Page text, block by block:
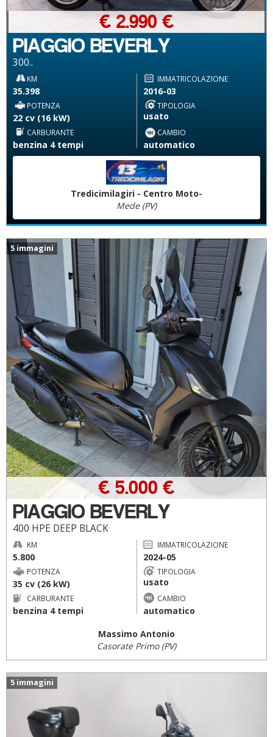
PIAGGIO BEVERLY
300..
€ 2.990 €
KM
35.398
IMMATRICOLAZIONE
2016-03
POTENZA
22 cv (16 kW)
TIPOLOGIA
usato
CARBURANTE
benzina 4 tempi
CAMBIO
automatico
Tredicimilagiri - Centro Moto-
Mede (PV)
5 immagini
PIAGGIO BEVERLY
400 HPE DEEP BLACK
€ 5.000 €
KM
5.800
IMMATRICOLAZIONE
2024-05
POTENZA
35 cv (26 kW)
TIPOLOGIA
usato
CARBURANTE
benzina 4 tempi
CAMBIO
automatico
Massimo Antonio
Casorate Primo (PV)
5 immagini